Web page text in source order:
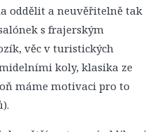
oddělit a neuvěřitelně tak
s frajerským
věc v turistických
koly, klasika ze
máme motivaci pro to